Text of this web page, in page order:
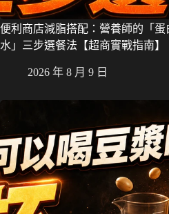
便利商店減脂搭配：營養師的「
水」三步選餐法【超商實戰指南】
2026 年 8 月 9 日